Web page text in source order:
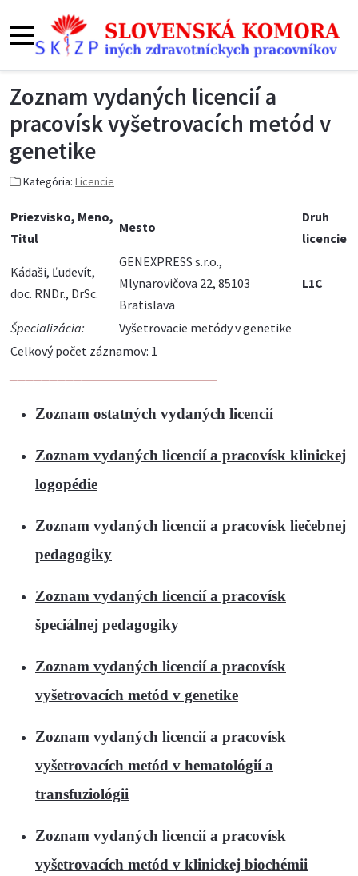
Zoznam vydaných licencií a
pracovísk vyšetrovacích metód v
genetike
Kategória: Licencie
Priezvisko, Meno,
Titul
Mesto
Druh
licencie
Kádaši, Ľudevít,
doc. RNDr., DrSc.
GENEXPRESS s.r.o.,
Mlynarovičova 22, 85103
Bratislava
L1C
Špecializácia:
Vyšetrovacie metódy v genetike
Celkový počet záznamov: 1
Zoznam ostatných vydaných licencií
Zoznam vydaných licencií a pracovísk klinickej
logopédie
Zoznam vydaných licencií a pracovísk liečebnej
pedagogiky
Zoznam vydaných licencií a pracovísk
špeciálnej pedagogiky
Zoznam vydaných licencií a pracovísk
vyšetrovacích metód v genetike
Zoznam vydaných licencií a pracovísk
vyšetrovacích metód v hematológií a
transfuziológii
Zoznam vydaných licencií a pracovísk
vyšetrovacích metód v klinickej biochémii